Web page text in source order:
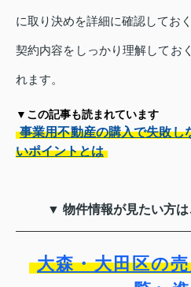
に取り決めを詳細に確認してお
契約内容をしっかり理解してお
れます。
▼この記事も読まれています
事業用不動産の購入で失敗し
いポイントとは
▼ 物件情報が見たい方
大森・大田区の